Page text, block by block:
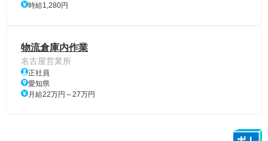
時給1,280円
物流倉庫内作業
名古屋営業所
正社員
愛知県
月給22万円～27万円